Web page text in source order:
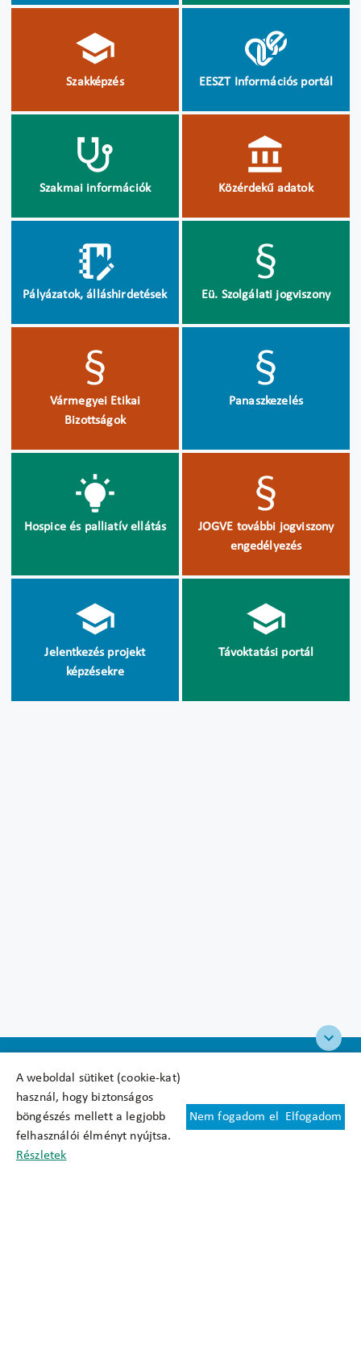
A weboldal sütiket (cookie-kat)
használ, hogy biztonságos
böngészés mellett a legjobb
felhasználói élményt nyújtsa.
Részletek
Nem fogadom el Elfogadom
Szakképzés EESZT Információs portál
Szakmai információk Közérdekű adatok
Pályázatok, álláshirdetések Eü. Szolgálati jogviszony
Vármegyei Etikai
Bizottságok
Panaszkezelés
Hospice és palliatív ellátás
JOGVE további jogviszony
engedélyezés
Jelentkezés projekt
képzésekre
Távoktatási portál
Felhasználási feltételek